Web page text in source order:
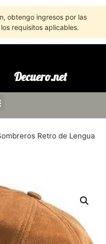
obtengo ingresos por las
requisitos aplicables.
Decuero.net
Retro de Lengua